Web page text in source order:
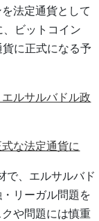
法定通貨として
ビットコイン
貨に正式になる予
ルサルバドル政
な法定通貨に
で、エルサルバド
リーガル問題を
や問題には慎重